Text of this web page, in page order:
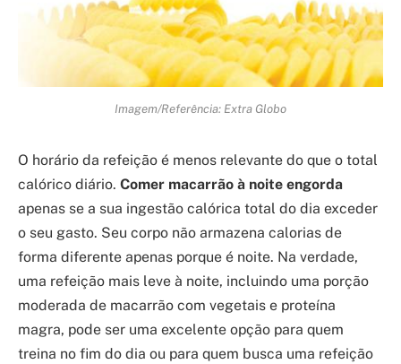
Imagem/Referência: Extra Globo
O horário da refeição é menos relevante do que o total
calórico diário. Comer macarrão à noite engorda
apenas se a sua ingestão calórica total do dia exceder
o seu gasto. Seu corpo não armazena calorias de
forma diferente apenas porque é noite. Na verdade,
uma refeição mais leve à noite, incluindo uma porção
moderada de macarrão com vegetais e proteína
magra, pode ser uma excelente opção para quem
treina no fim do dia ou para quem busca uma refeição